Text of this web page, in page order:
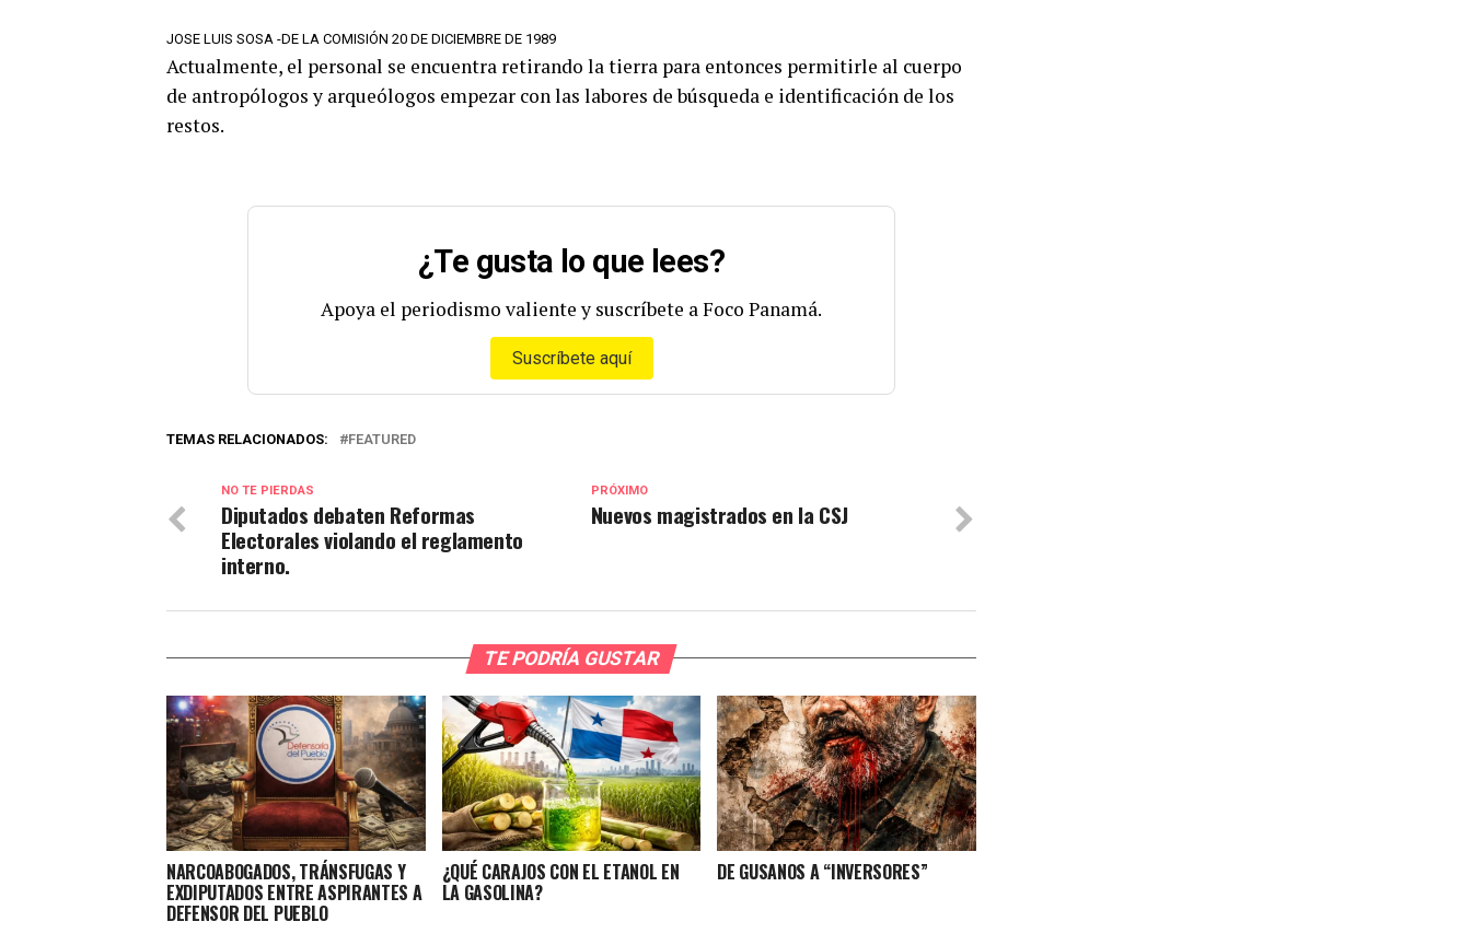
JOSE LUIS SOSA -DE LA COMISIÓN 20 DE DICIEMBRE DE 1989
Actualmente, el personal se encuentra retirando la tierra para entonces permitirle al cuerpo
de antropólogos y arqueólogos empezar con las labores de búsqueda e identificación de los
restos.
¿Te gusta lo que lees?
Apoya el periodismo valiente y suscríbete a Foco Panamá.
Suscríbete aquí
TEMAS RELACIONADOS: FEATURED
PRÓXIMO
Nuevos magistrados en la CSJ
NO TE PIERDAS
Diputados debaten Reformas
Electorales violando el reglamento
interno.
TE PODRÍA GUSTAR
NARCOABOGADOS, TRÁNSFUGAS Y
EXDIPUTADOS ENTRE ASPIRANTES A
DEFENSOR DEL PUEBLO
¿QUÉ CARAJOS CON EL ETANOL EN
LA GASOLINA?
DE GUSANOS A “INVERSORES”